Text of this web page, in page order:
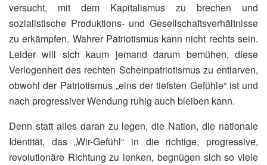
versucht, mit dem Kapitalismus zu brechen und
sozialistische Produktions- und Gesellschaftsverhältnisse
zu erkämpfen. Wahrer Patriotismus kann nicht rechts sein.
Leider will sich kaum jemand darum bemühen, diese
Verlogenheit des rechten Scheinpatriotismus zu entlarven,
obwohl der Patriotismus „eins der tiefsten Gefühle“ ist und
nach progressiver Wendung ruhig auch bleiben kann.
Denn statt alles daran zu legen, die Nation, die nationale
Identität, das „Wir-Gefühl“ in die richtige, progressive,
revolutionäre Richtung zu lenken, begnügen sich so viele